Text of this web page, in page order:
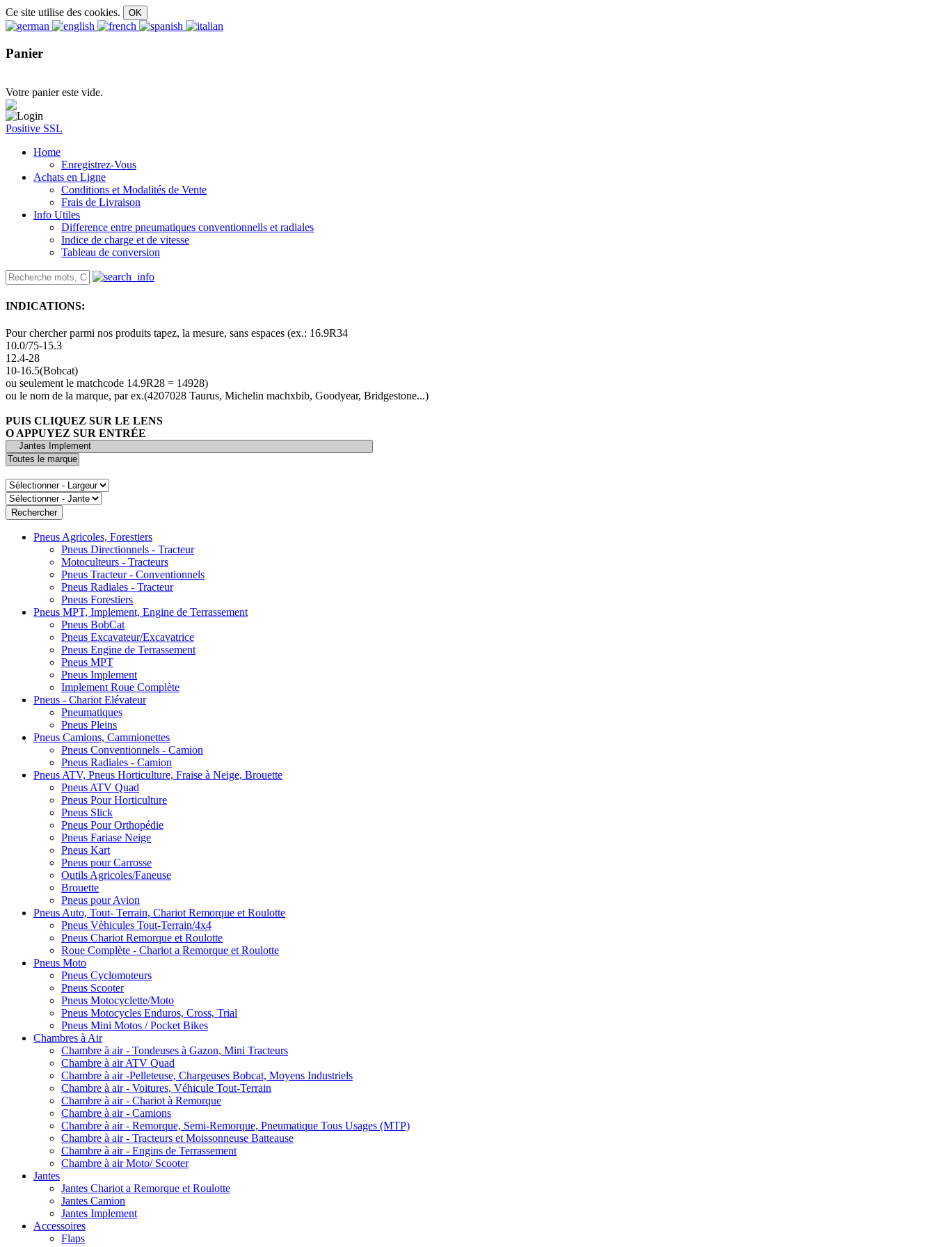
Ce site utilise des cookies.
Panier
Votre panier este vide.
Positive SSL
Home
Enregistrez-Vous
Achats en Ligne
Conditions et Modalités de Vente
Frais de Livraison
Info Utiles
Difference entre pneumatiques conventionnells et radiales
Indice de charge et de vitesse
Tableau de conversion
INDICATIONS:
Pour chercher parmi nos produits tapez, la mesure, sans espaces (ex.: 16.9R34
10.0/75-15.3
12.4-28
10-16.5(Bobcat)
ou seulement le matchcode 14.9R28 = 14928)
ou le nom de la marque, par ex.(4207028 Taurus, Michelin machxbib, Goodyear, Bridgestone...)
PUIS CLIQUEZ SUR LE LENS
O APPUYEZ SUR ENTRÉE
Pneus Agricoles, Forestiers
Pneus Directionnels - Tracteur
Motoculteurs - Tracteurs
Pneus Tracteur - Conventionnels
Pneus Radiales - Tracteur
Pneus Forestiers
Pneus MPT, Implement, Engine de Terrassement
Pneus BobCat
Pneus Excavateur/Excavatrice
Pneus Engine de Terrassement
Pneus MPT
Pneus Implement
Implement Roue Complète
Pneus - Chariot Elévateur
Pneumatiques
Pneus Pleins
Pneus Camions, Cammionettes
Pneus Conventionnels - Camion
Pneus Radiales - Camion
Pneus ATV, Pneus Horticulture, Fraise à Neige, Brouette
Pneus ATV Quad
Pneus Pour Horticulture
Pneus Slick
Pneus Pour Orthopédie
Pneus Fariase Neige
Pneus Kart
Pneus pour Carrosse
Outils Agricoles/Faneuse
Brouette
Pneus pour Avion
Pneus Auto, Tout- Terrain, Chariot Remorque et Roulotte
Pneus Vèhicules Tout-Terrain/4x4
Pneus Chariot Remorque et Roulotte
Roue Complète - Chariot a Remorque et Roulotte
Pneus Moto
Pneus Cyclomoteurs
Pneus Scooter
Pneus Motocyclette/Moto
Pneus Motocycles Enduros, Cross, Trial
Pneus Mini Motos / Pocket Bikes
Chambres à Air
Chambre à air - Tondeuses à Gazon, Mini Tracteurs
Chambre à air ATV Quad
Chambre à air -Pelleteuse, Chargeuses Bobcat, Moyens Industriels
Chambre à air - Voitures, Véhicule Tout-Terrain
Chambre à air - Chariot à Remorque
Chambre à air - Camions
Chambre à air - Remorque, Semi-Remorque, Pneumatique Tous Usages (MTP)
Chambre à air - Tracteurs et Moissonneuse Batteause
Chambre à air - Engins de Terrassement
Chambre à air Moto/ Scooter
Jantes
Jantes Chariot a Remorque et Roulotte
Jantes Camion
Jantes Implement
Accessoires
Flaps